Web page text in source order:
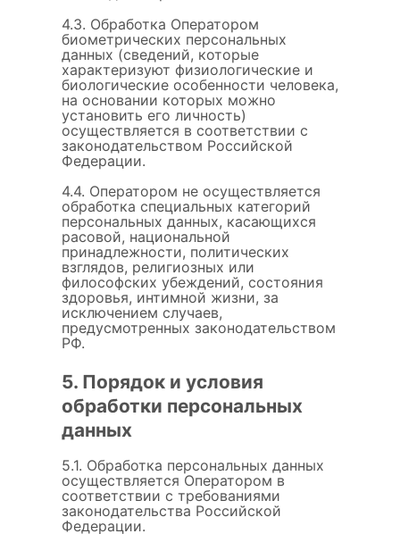
4.3. Обработка Оператором
биометрических персональных
данных (сведений, которые
характеризуют физиологические и
биологические особенности человека,
на основании которых можно
установить его личность)
осуществляется в соответствии с
законодательством Российской
Федерации.
4.4. Оператором не осуществляется
обработка специальных категорий
персональных данных, касающихся
расовой, национальной
принадлежности, политических
взглядов, религиозных или
философских убеждений, состояния
здоровья, интимной жизни, за
исключением случаев,
предусмотренных законодательством
РФ.
5. Порядок и условия
обработки персональных
данных
5.1. Обработка персональных данных
осуществляется Оператором в
соответствии с требованиями
законодательства Российской
Федерации.